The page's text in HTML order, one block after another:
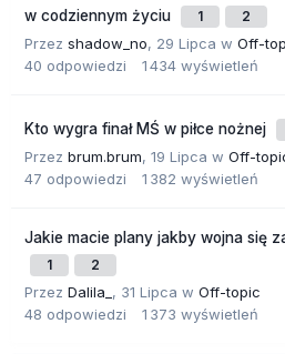
w codziennym życiu
1 2
Przez shadow_no, 29 Lipca w Off-
40 odpowiedzi 1 434 wyświetleń
Kto wygra finał MŚ w piłce nożnej
Przez brum.brum, 19 Lipca w Off-
47 odpowiedzi 1 382 wyświetleń
Jakie macie plany jakby wojna się
1 2
Przez Dalila_ , 31 Lipca w Off-topic
48 odpowiedzi 1 373 wyświetleń